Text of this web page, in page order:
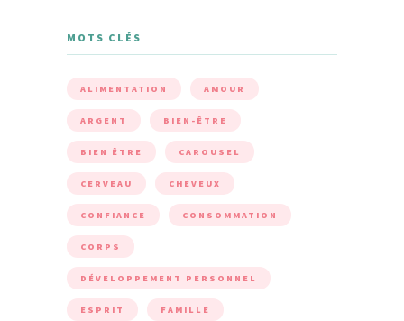
MOTS CLÉS
ALIMENTATION AMOUR
ARGENT BIEN-ÊTRE
BIEN ÊTRE CAROUSEL
CERVEAU CHEVEUX
CONFIANCE CONSOMMATION
CORPS
DÉVELOPPEMENT PERSONNEL
ESPRIT FAMILLE